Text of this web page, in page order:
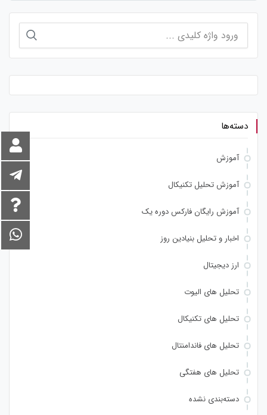
جستجو
برای:
دسته‌ها
آموزش
آموزش تحلیل تکنیکال
آموزش رایگان فارکس دوره یک
اخبار و تحلیل بنیادین روز
ارز دیجیتال
تحلیل های الیوت
تحلیل های تکنیکال
تحلیل های فاندامنتال
تحلیل های هفتگی
دسته‌بندی نشده